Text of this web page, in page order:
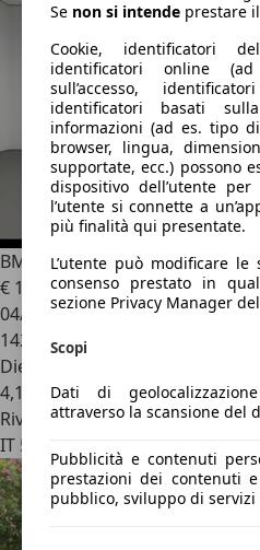
BMW 118- 118d 5p.
€ 10.900
04/2016
142.518 km
Diesel
4,1 l/100 km (comb.)
Rivenditore
IT 50142
Se non si intende prestare
Cookie, identificatori
identificatori online
sull’accesso,
identificatori basati
informazioni (ad es. tipo
browser, lingua,
supportate, ecc.) possono
dispositivo dell’utente
l’utente si connette a
più finalità qui presentate.
L’utente può modificare
consenso prestato in
sezione Privacy Manager
Scopi
Dati di
attraverso la scansione del
Pubblicità e contenuti
prestazioni dei contenuti
pubblico, sviluppo di servizi